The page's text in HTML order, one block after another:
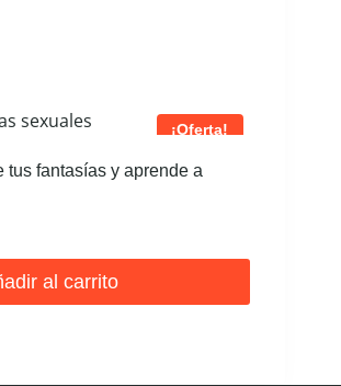
¡Oferta!
tus fantasías y aprende a
al carrito